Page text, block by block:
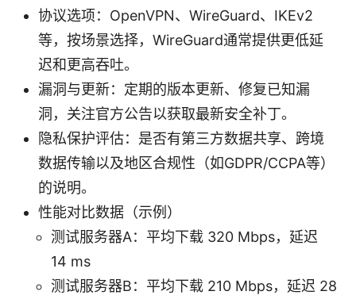
协议选项：OpenVPN、WireGuard、IKEv2
等，按场景选择，WireGuard通常提供更低延
迟和更高吞吐。
漏洞与更新：定期的版本更新、修复已知漏
洞，关注官方公告以获取最新安全补丁。
隐私保护评估：是否有第三方数据共享、跨境
数据传输以及地区合规性（如GDPR/CCPA等）
的说明。
性能对比数据（示例）
测试服务器A：平均下载 320 Mbps，延迟
14 ms
测试服务器B：平均下载 210 Mbps，延迟 28